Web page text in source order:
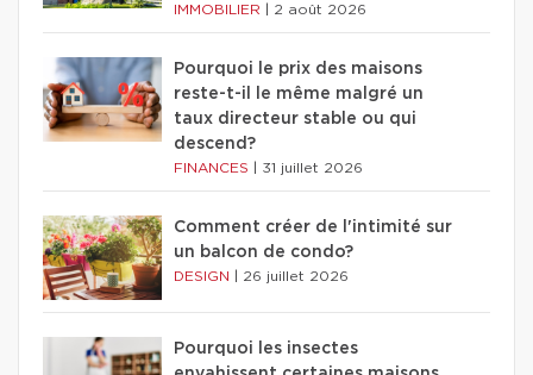
IMMOBILIER 2 août 2026
Pourquoi le prix des maisons
reste-t-il le même malgré un
taux directeur stable ou qui
descend?
FINANCES 31 juillet 2026
Comment créer de l'intimité sur
un balcon de condo?
DESIGN 26 juillet 2026
Pourquoi les insectes